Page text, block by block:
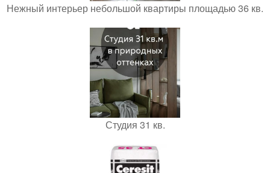
Нежный интерьер небольшой квартиры площадью 36 кв.
Студия 31 кв.